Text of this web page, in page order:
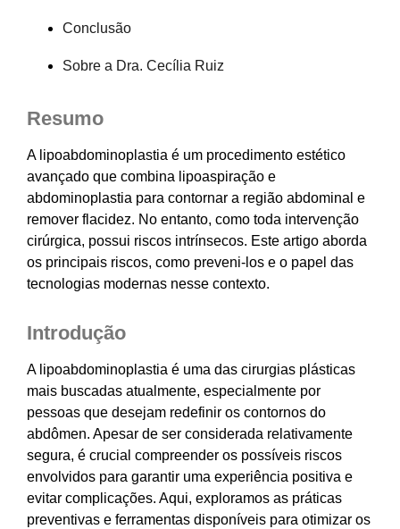
Conclusão
Sobre a Dra. Cecília Ruiz
Resumo
A lipoabdominoplastia é um procedimento estético
avançado que combina lipoaspiração e
abdominoplastia para contornar a região abdominal e
remover flacidez. No entanto, como toda intervenção
cirúrgica, possui riscos intrínsecos. Este artigo aborda
os principais riscos, como preveni-los e o papel das
tecnologias modernas nesse contexto.
Introdução
A lipoabdominoplastia é uma das cirurgias plásticas
mais buscadas atualmente, especialmente por
pessoas que desejam redefinir os contornos do
abdômen. Apesar de ser considerada relativamente
segura, é crucial compreender os possíveis riscos
envolvidos para garantir uma experiência positiva e
evitar complicações. Aqui, exploramos as práticas
preventivas e ferramentas disponíveis para otimizar os